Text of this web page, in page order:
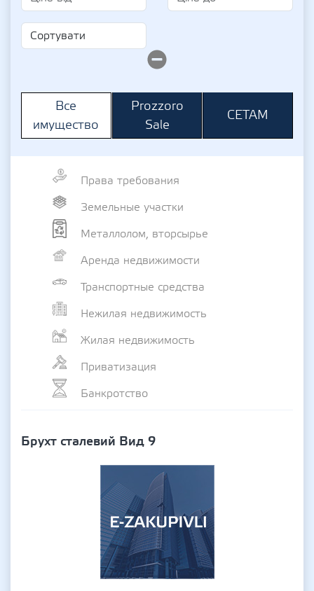
Все
имущество
Prozzoro
Sale
СЕТАМ
Права требования
Земельные участки
Металлолом, вторсырье
Аренда недвижимости
Транспортные средства
Нежилая недвижимость
Жилая недвижимость
Приватизация
Банкротство
Брухт сталевий Вид 9